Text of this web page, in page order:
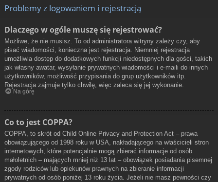
Problemy z logowaniem i rejestracją
Dlaczego w ogóle muszę się rejestrować?
Możliwe, że nie musisz. To od administratora witryny zależy czy, aby
pisać wiadomości, konieczna jest rejestracja. Niemniej rejestracja
umożliwia dostęp do dodatkowych funkcji niedostępnych dla gości, takich
jak własny awatar, wysyłanie prywatnych wiadomości i e-maili do innych
użytkowników, możliwość przypisania do grup użytkowników itp.
Rejestracja zajmuje tylko chwilę, więc zaleca się jej wykonanie.
Na górę
Co to jest COPPA?
COPPA, to skrót od Child Online Privacy and Protection Act – prawa
obowiązującego od 1998 roku w USA, nakładającego na właścicieli stron
internetowych, które potencjalnie mogą zbierać informacje od osób
małoletnich – mających mniej niż 13 lat – obowiązek posiadania pisemnej
zgody rodziców lub opiekunów prawnych na zbieranie informacji
prywatnych od osób poniżej 13 roku życia. Jeżeli nie masz pewności czy